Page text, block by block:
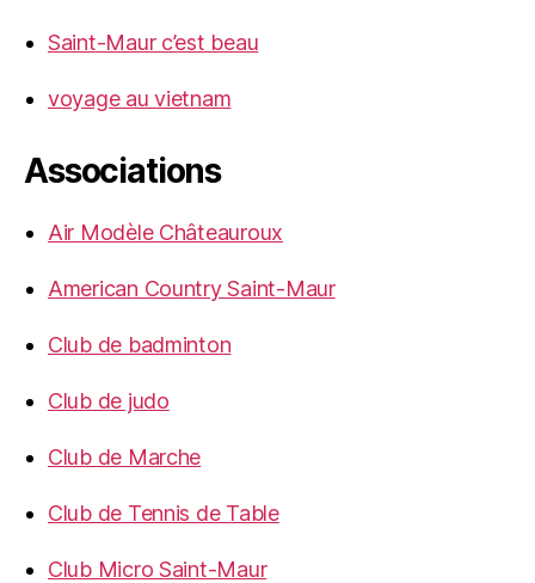
Saint-Maur c’est beau
voyage au vietnam
Associations
Air Modèle Châteauroux
American Country Saint-Maur
Club de badminton
Club de judo
Club de Marche
Club de Tennis de Table
Club Micro Saint-Maur